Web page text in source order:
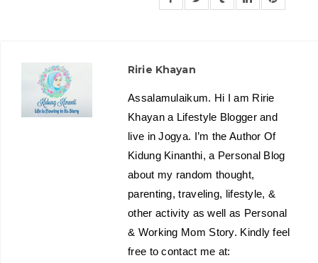
Ririe Khayan
Assalamulaikum. Hi I am Ririe
Khayan a Lifestyle Blogger and
live in Jogya. I’m the Author Of
Kidung Kinanthi, a Personal Blog
about my random thought,
parenting, traveling, lifestyle, &
other activity as well as Personal
& Working Mom Story. Kindly feel
free to contact me at: